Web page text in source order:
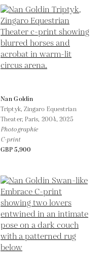
Nan Goldin
Triptyk, Zingaro Equestrian
Theater, Paris, 2004,2025
Photographie
C-print
GBP 5,900